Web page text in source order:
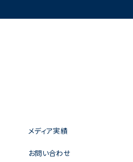
メディア実績
お問い合わせ